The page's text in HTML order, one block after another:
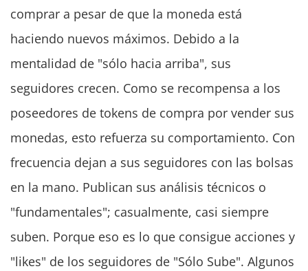
comprar a pesar de que la moneda está
haciendo nuevos máximos. Debido a la
mentalidad de "sólo hacia arriba", sus
seguidores crecen. Como se recompensa a los
poseedores de tokens de compra por vender sus
monedas, esto refuerza su comportamiento. Con
frecuencia dejan a sus seguidores con las bolsas
en la mano. Publican sus análisis técnicos o
"fundamentales"; casualmente, casi siempre
suben. Porque eso es lo que consigue acciones y
"likes" de los seguidores de "Sólo Sube". Algunos